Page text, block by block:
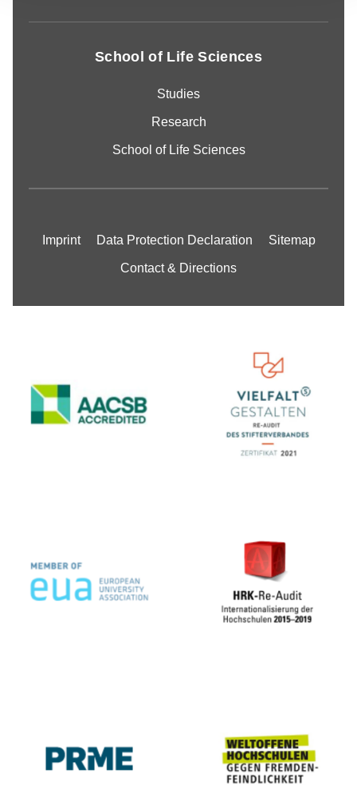
School of Life Sciences
Studies
Research
School of Life Sciences
Imprint Data Protection Declaration Sitemap
Contact & Directions